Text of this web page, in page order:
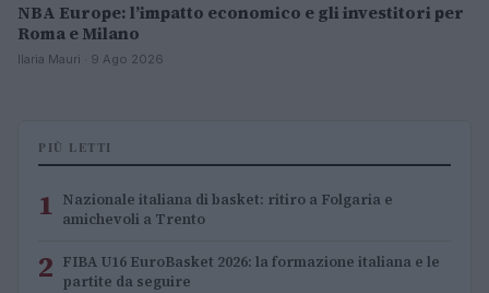
NBA Europe: l’impatto economico e gli investitori per
Roma e Milano
Ilaria Mauri · 9 Ago 2026
PIÙ LETTI
1 Nazionale italiana di basket: ritiro a Folgaria e
amichevoli a Trento
2 FIBA U16 EuroBasket 2026: la formazione italiana e le
partite da seguire